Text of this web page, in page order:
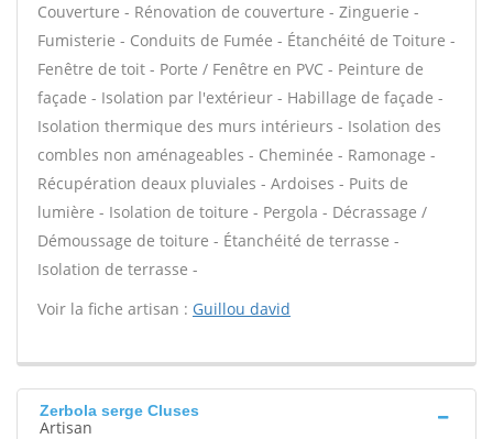
Couverture - Rénovation de couverture - Zinguerie -
Fumisterie - Conduits de Fumée - Étanchéité de Toiture -
Fenêtre de toit - Porte / Fenêtre en PVC - Peinture de
façade - Isolation par l'extérieur - Habillage de façade -
Isolation thermique des murs intérieurs - Isolation des
combles non aménageables - Cheminée - Ramonage -
Récupération deaux pluviales - Ardoises - Puits de
lumière - Isolation de toiture - Pergola - Décrassage /
Démoussage de toiture - Étanchéité de terrasse -
Isolation de terrasse -
Voir la fiche artisan : Guillou david
Zerbola serge Cluses
Artisan